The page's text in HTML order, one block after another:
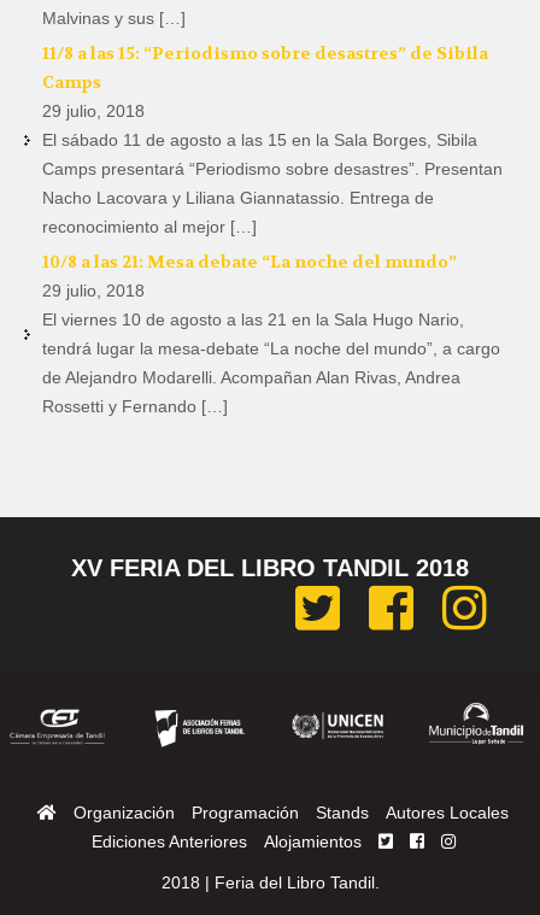
Malvinas y sus […]
11/8 a las 15: “Periodismo sobre desastres” de Sibila
Camps
29 julio, 2018
El sábado 11 de agosto a las 15 en la Sala Borges, Sibila
Camps presentará “Periodismo sobre desastres”. Presentan
Nacho Lacovara y Liliana Giannatassio. Entrega de
reconocimiento al mejor […]
10/8 a las 21: Mesa debate “La noche del mundo”
29 julio, 2018
El viernes 10 de agosto a las 21 en la Sala Hugo Nario,
tendrá lugar la mesa-debate “La noche del mundo”, a cargo
de Alejandro Modarelli. Acompañan Alan Rivas, Andrea
Rossetti y Fernando […]
XV FERIA DEL LIBRO TANDIL 2018
Organización Programación Stands
Autores Locales
Ediciones Anteriores
Alojamientos
2018 | Feria del Libro Tandil.